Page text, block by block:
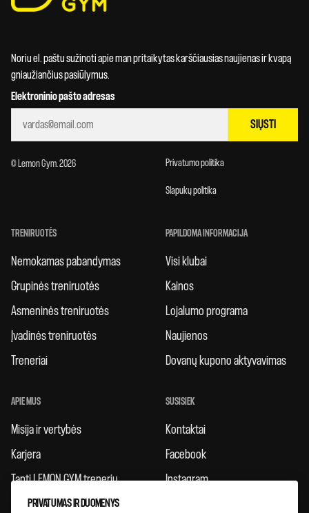
Noriu el. paštu sužinoti apie man pritaikytas karščiausias naujienas ir kvapą
gniaužiančius pasiūlymus.
Elektroninio pašto adresas
SIŲSTI
© Lemon Gym. 2026 Privatumo politika
Slapukų politika
TRENIRUOTĖS
Nemokamas pabandymas
Grupinės treniruotės
Asmeninės treniruotės
Įvadinės treniruotės
Treneriai
PAPILDOMA INFORMACIJA
Visi klubai
Kainos
Lojalumo programa
Naujienos
Dovanų kupono aktyvavimas
APIE MUS
Misija ir vertybės
Karjera
Tapti LEMON GYM treneriu
Taisyklės
SUSISIEK
Kontaktai
Facebook
Instagram
PRIVATUMAS IR DUOMENYS